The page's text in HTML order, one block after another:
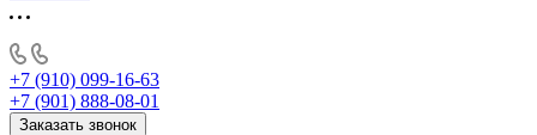
+7 (910) 099-16-63
+7 (901) 888-08-01
Заказать звонок